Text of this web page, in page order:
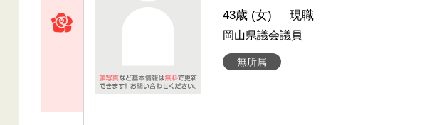
無所属
43歳 (女) 現職
岡山県議会議員